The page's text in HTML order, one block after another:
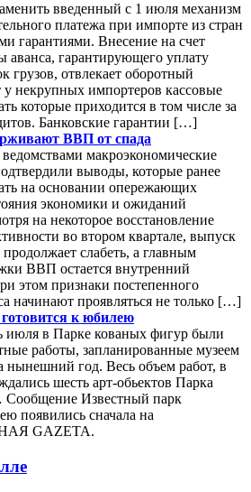
введенный с 1 июля механизм
платежа при импорте из стран
гарантиями. Внесение на счет
аванса, гарантирующего уплату
грузов, отвлекает оборотный
у некрупных импортеров кассовые
которые приходится в том числе за
Банковские гарантии […]
ВВП от спада
макроэкономические
выводы, которые ранее
на основании опережающих
экономики и ожиданий
на некоторое восстановление
во втором квартале, выпуск
слабеть, а главным
ВВП остается внутренний
этом признаки постепенного
начинают проявляться не только […]
к юбилею
июля в Парке кованых фигур были
работы, запланированные музеем
нынешний год. Весь объем работ, в
шесть арт-обьектов Парка
Известный парк
появились сначала на
GAZЕТА.